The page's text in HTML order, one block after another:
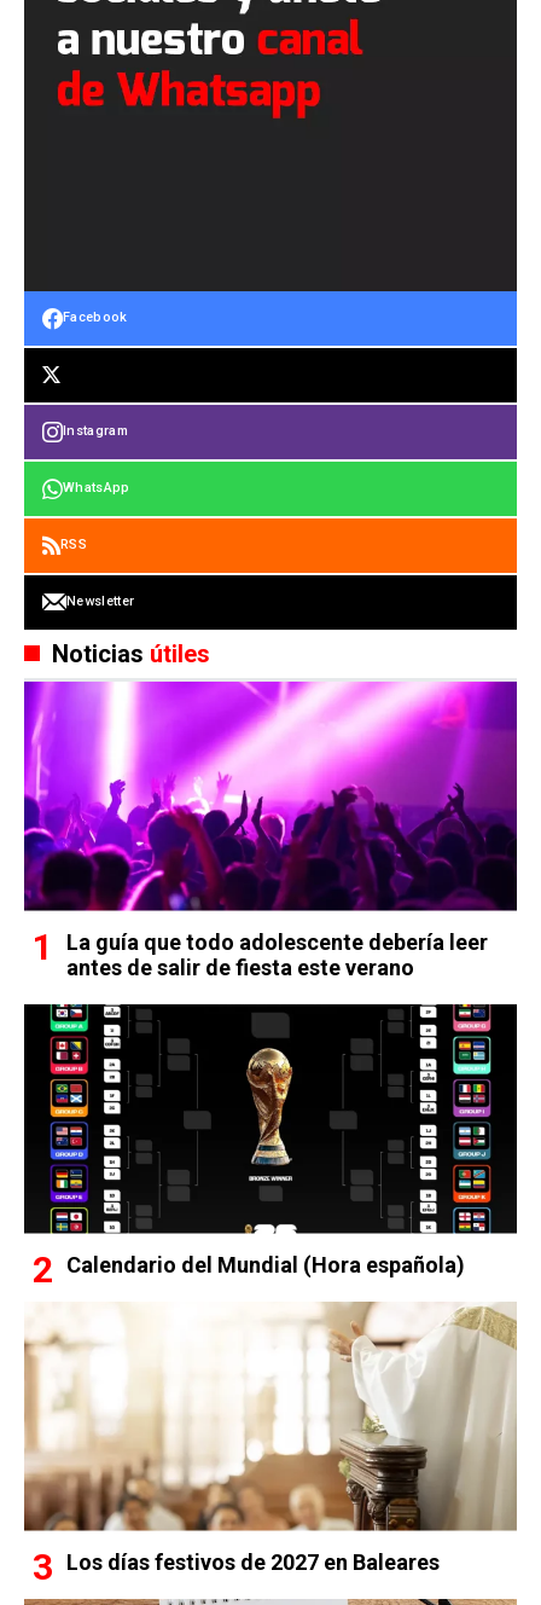
Facebook
Instagram
WhatsApp
RSS
Newsletter
Noticias útiles
La guía que todo adolescente debería leer
antes de salir de fiesta este verano
Calendario del Mundial (Hora española)
Los días festivos de 2027 en Baleares